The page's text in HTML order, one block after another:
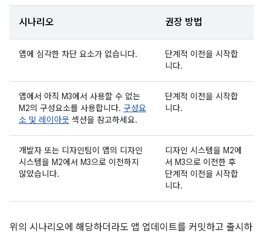
시나리오 권장 방법
앱에 심각한 차단 요소가 없습니다.
단계적 이전을 시작합
니다.
앱에서 아직 M3에서 사용할 수 없는
M2의 구성요소를 사용합니다. 구성요
소 및 레이아웃 섹션을 참고하세요.
단계적 이전을 시작합
니다.
개발자 또는 디자인팀이 앱의 디자인
시스템을 M2에서 M3으로 이전하지
않았습니다.
디자인 시스템을 M2에
서 M3으로 이전한 후
단계적 이전을 시작합
니다.
위의 시나리오에 해당하더라도 앱 업데이트를 커밋하고 출시하